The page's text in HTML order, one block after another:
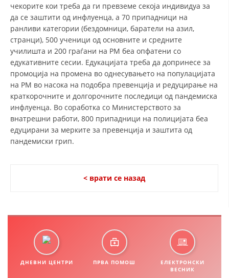
чекорите кои треба да ги превземе секоја индивидуа за
да се заштити од инфлуенца, а 70 припадници на
ранливи категории (бездомници, баратели на азил,
странци), 500 ученици од основните и средните
училишта и 200 граѓани на РМ беа опфатени со
едукативните сесии. Едукацијата треба да допринесе за
промоција на промена во однесувањето на популацијата
на РМ во насока на подобра превенција и редуцирање на
краткорочните и долгорочните последици од пандемиска
инфлуенца. Во соработка со Министерството за
внатрешни работи, 800 припадници на полицијата беа
едуцирани за мерките за превенција и заштита од
пандемиски грип.
< врати се назад
ДНЕВНИ ЦЕНТРИ ПРВА ПОМОШ
ЕЛЕКТРОНСКИ
ВЕСНИК